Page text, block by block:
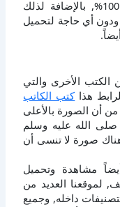
الروابط بالأسفل, وهي روابط مجانية 100%, بالإضافة لذلك
ودون أي حاجة لتحميل
الكتب الأخرى والتي
هذاكتب الكاتب
من أن الصورة بالأعلى
الله عليه وسلم
صورة لا تنسى أن
مشاهدة وتحميل
لموقعنا العديد من
داخله, وجميع